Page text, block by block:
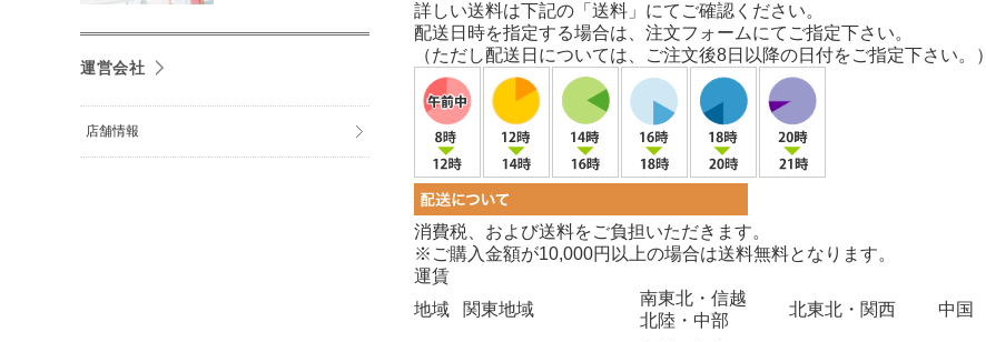
詳しい送料は下記の「送料」にてご確認ください。
配送日時を指定する場合は、注文フォームにてご指定下さい。
（ただし配送日については、ご注文後8日以降の日付をご指定下さい。）
消費税、および送料をご負担いただきます。
※ご購入金額が10,000円以上の場合は送料無料となります。
運賃
地域
関東地域
南東北・信越
北陸・中部
北東北・関西 中国
運営会社
店舗情報